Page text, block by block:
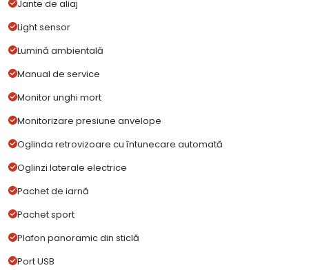
Jante de aliaj
Light sensor
Lumină ambientală
Manual de service
Monitor unghi mort
Monitorizare presiune anvelope
Oglinda retrovizoare cu întunecare automată
Oglinzi laterale electrice
Pachet de iarnă
Pachet sport
Plafon panoramic din sticlă
Port USB